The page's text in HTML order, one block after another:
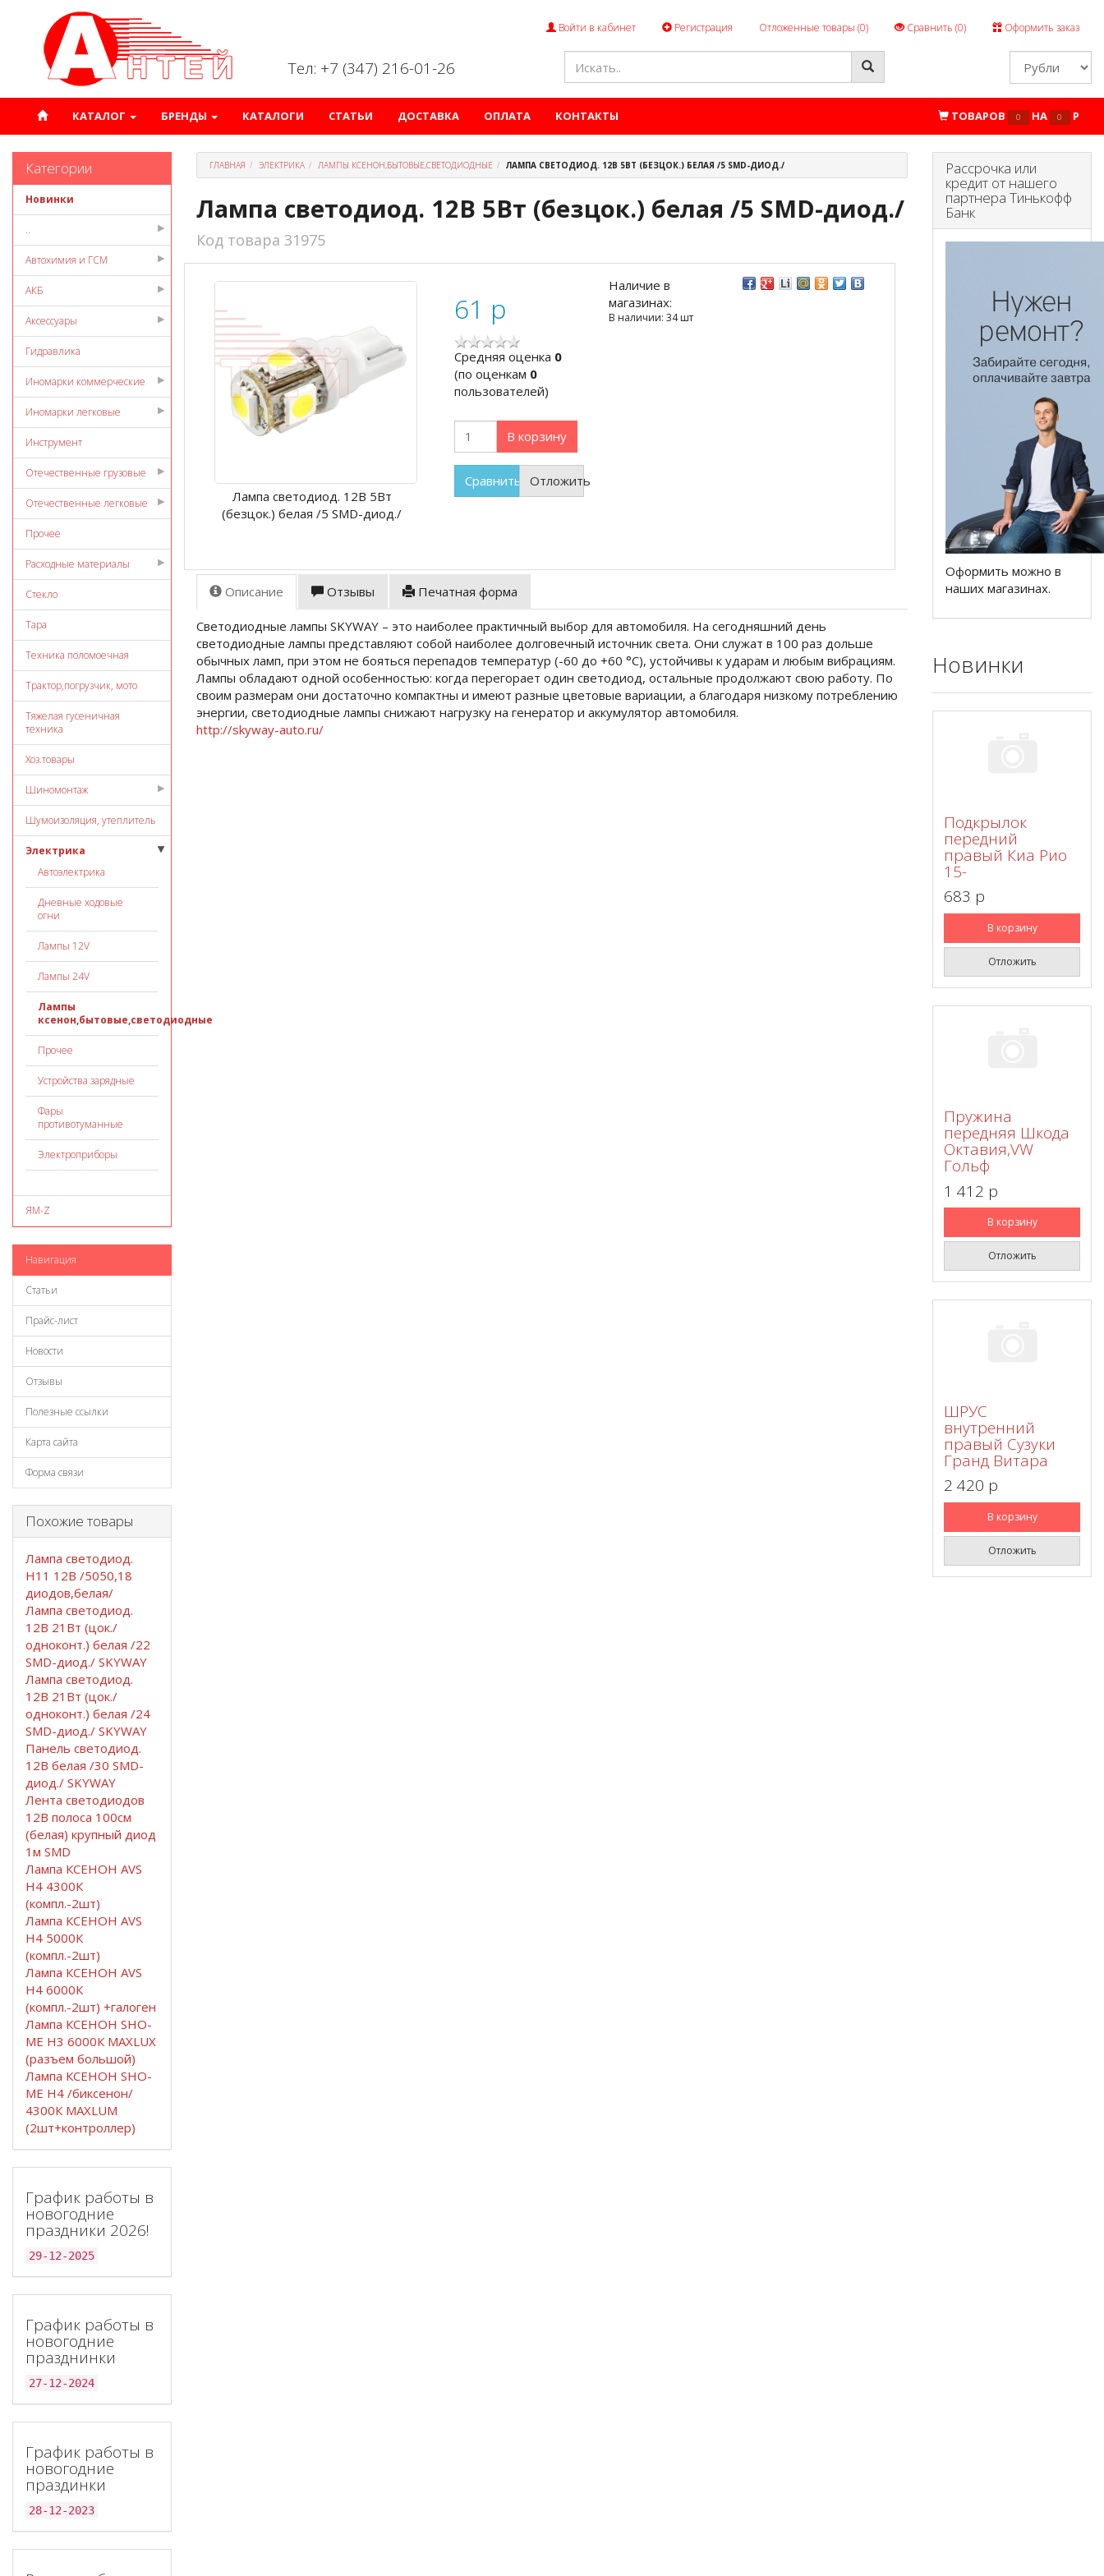
Войти в кабинет Регистрация Отложенные товары (0) Сравнить (0) Оформить заказ
Тел: +7 (347) 216-01-26
КАТАЛОГ БРЕНДЫ КАТАЛОГИ СТАТЬИ ДОСТАВКА ОПЛАТА КОНТАКТЫ ТОВАРОВ 0 НА 0 P
Категории
Новинки
..
Автохимия и ГСМ
АКБ
Аксессуары
Гидравлика
Иномарки коммерческие
Иномарки легковые
Инструмент
Отечественные грузовые
Отечественные легковые
Прочее
Расходные материалы
Стекло
Тара
Техника поломоечная
Трактор,погрузчик, мото
Тяжелая гусеничная
техника
Хоз.товары
Шиномонтаж
Шумоизоляция, утеплитель
Электрика
Автоэлектрика
Дневные ходовые
огни
Лампы 12V
Лампы 24V
Лампы
ксенон,бытовые,светодиодные
Прочее
Устройства зарядные
Фары
противотуманные
Электроприборы
ЯМ-Z
Навигация
Статьи
Прайс-лист
Новости
Отзывы
Полезные ссылки
Карта сайта
Форма связи
Похожие товары
Лампа светодиод.
Н11 12В /5050,18
диодов,белая/
Лампа светодиод.
12В 21Вт (цок./
одноконт.) белая /22
SMD-диод./ SKYWAY
Лампа светодиод.
12В 21Вт (цок./
одноконт.) белая /24
SMD-диод./ SKYWAY
Панель светодиод.
12В белая /30 SMD-
диод./ SKYWAY
Лента светодиодов
12В полоса 100см
(белая) крупный диод
1м SMD
Лампа КСЕНОН AVS
H4 4300К
(компл.-2шт)
Лампа КСЕНОН AVS
H4 5000К
(компл.-2шт)
Лампа КСЕНОН AVS
H4 6000К
(компл.-2шт) +галоген
Лампа КСЕНОН SHO-
ME H3 6000К MAXLUX
(разъем большой)
Лампа КСЕНОН SHO-
ME H4 /биксенон/
4300К MAXLUM
(2шт+контроллер)
График работы в
новогодние
праздники 2026!
29-12-2025
График работы в
новогодние
празднинки
27-12-2024
График работы в
новогодние
праздинки
28-12-2023
ГЛАВНАЯ ЭЛЕКТРИКА ЛАМПЫ КСЕНОН,БЫТОВЫЕ,СВЕТОДИОДНЫЕ ЛАМПА СВЕТОДИОД. 12В 5ВТ (БЕЗЦОК.) БЕЛАЯ /5 SMD-ДИОД./
Лампа светодиод. 12В 5Вт (безцок.) белая /5 SMD-диод./
Код товара 31975
Лампа светодиод. 12В 5Вт
(безцок.) белая /5 SMD-диод./
61 p
Cредняя оценка 0
(по оценкам 0
пользователей)
В корзину
Сравнить Отложить
Наличие в
магазинах:
В наличии: 34 шт
Описание Отзывы Печатная форма
Светодиодные лампы SKYWAY – это наиболее практичный выбор для автомобиля. На сегодняшний день
светодиодные лампы представляют собой наиболее долговечный источник света. Они служат в 100 раз дольше
обычных ламп, при этом не бояться перепадов температур (-60 до +60 °C), устойчивы к ударам и любым вибрациям.
Лампы обладают одной особенностью: когда перегорает один светодиод, остальные продолжают свою работу. По
своим размерам они достаточно компактны и имеют разные цветовые вариации, а благодаря низкому потреблению
энергии, светодиодные лампы снижают нагрузку на генератор и аккумулятор автомобиля.
http://skyway-auto.ru/
Рассрочка или
кредит от нашего
партнера Тинькофф
Банк
Оформить можно в
наших магазинах.
Новинки
Подкрылок
передний
правый Киа Рио
15-
683 p
В корзину
Отложить
Пружина
передняя Шкода
Октавия,VW
Гольф
1 412 p
В корзину
Отложить
ШРУС
внутренний
правый Сузуки
Гранд Витара
2 420 p
В корзину
Отложить